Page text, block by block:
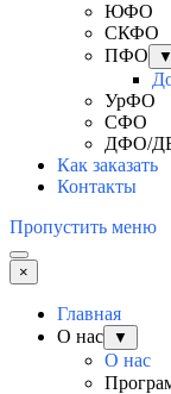
ЮФО
СКФО
ПФО
▼
УрФО
СФО
ДФО/
Как заказать
Контакты
Пропустить меню
×
Главная
О нас
▼
О нас